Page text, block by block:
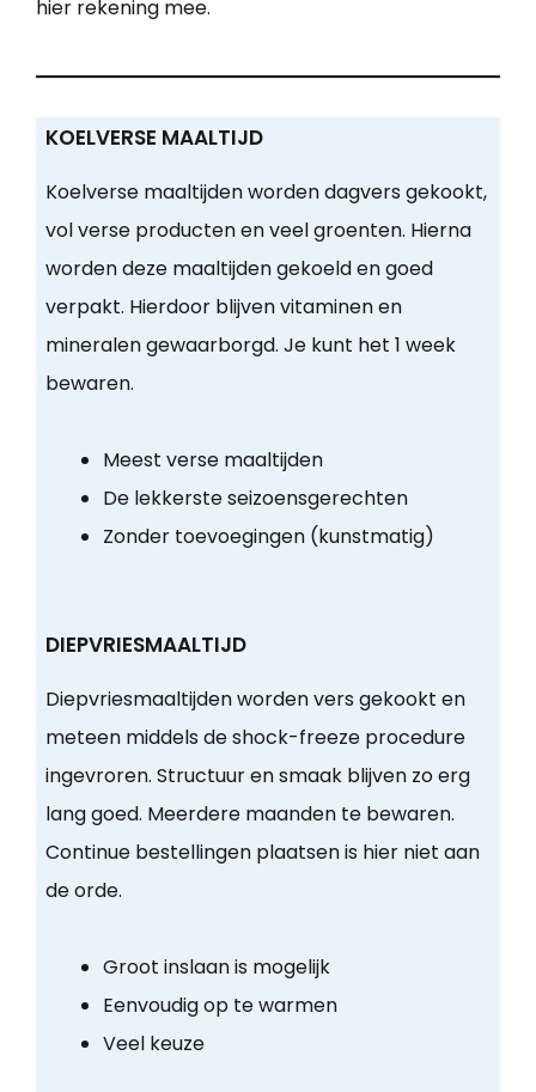
hier rekening mee.
KOELVERSE MAALTIJD
Koelverse maaltijden worden dagvers gekookt,
vol verse producten en veel groenten. Hierna
worden deze maaltijden gekoeld en goed
verpakt. Hierdoor blijven vitaminen en
mineralen gewaarborgd. Je kunt het 1 week
bewaren.
Meest verse maaltijden
De lekkerste seizoensgerechten
Zonder toevoegingen (kunstmatig)
DIEPVRIESMAALTIJD
Diepvriesmaaltijden worden vers gekookt en
meteen middels de shock-freeze procedure
ingevroren. Structuur en smaak blijven zo erg
lang goed. Meerdere maanden te bewaren.
Continue bestellingen plaatsen is hier niet aan
de orde.
Groot inslaan is mogelijk
Eenvoudig op te warmen
Veel keuze